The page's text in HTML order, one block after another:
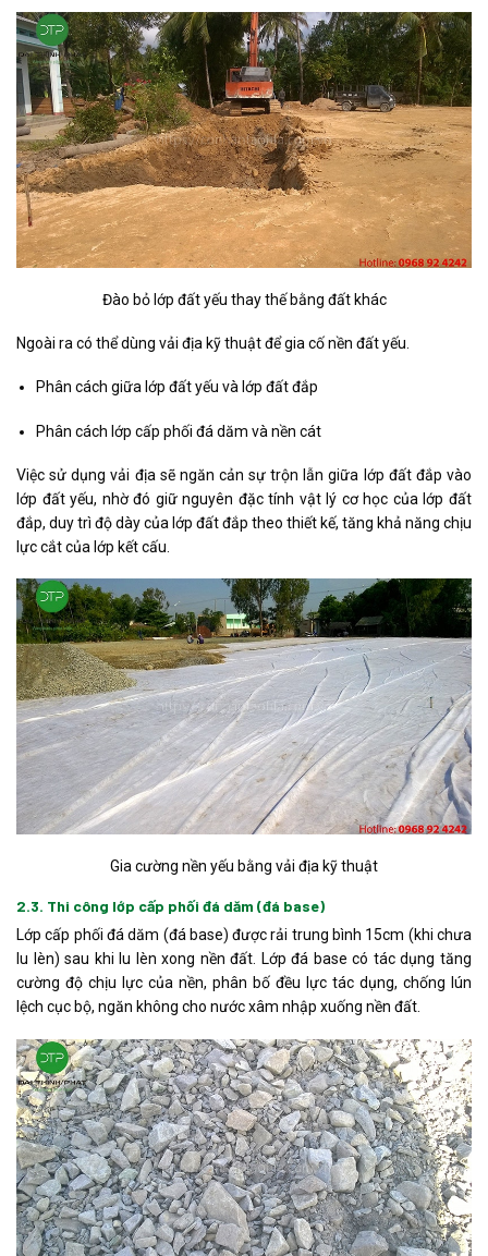
Đào bỏ lớp đất yếu thay thế bằng đất khác
Ngoài ra có thể dùng vải địa kỹ thuật để gia cố nền đất yếu.
Phân cách giữa lớp đất yếu và lớp đất đắp
Phân cách lớp cấp phối đá dăm và nền cát
Việc sử dụng vải địa sẽ ngăn cản sự trộn lẫn giữa lớp đất đắp vào
lớp đất yếu, nhờ đó giữ nguyên đặc tính vật lý cơ học của lớp đất
đắp, duy trì độ dày của lớp đất đắp theo thiết kế, tăng khả năng chịu
lực cắt của lớp kết cấu.
Gia cường nền yếu bằng vải địa kỹ thuật
2.3. Thi công lớp cấp phối đá dăm (đá base)
Lớp cấp phối đá dăm (đá base) được rải trung bình 15cm (khi chưa
lu lèn) sau khi lu lèn xong nền đất. Lớp đá base có tác dụng tăng
cường độ chịu lực của nền, phân bố đều lực tác dụng, chống lún
lệch cục bộ, ngăn không cho nước xâm nhập xuống nền đất.